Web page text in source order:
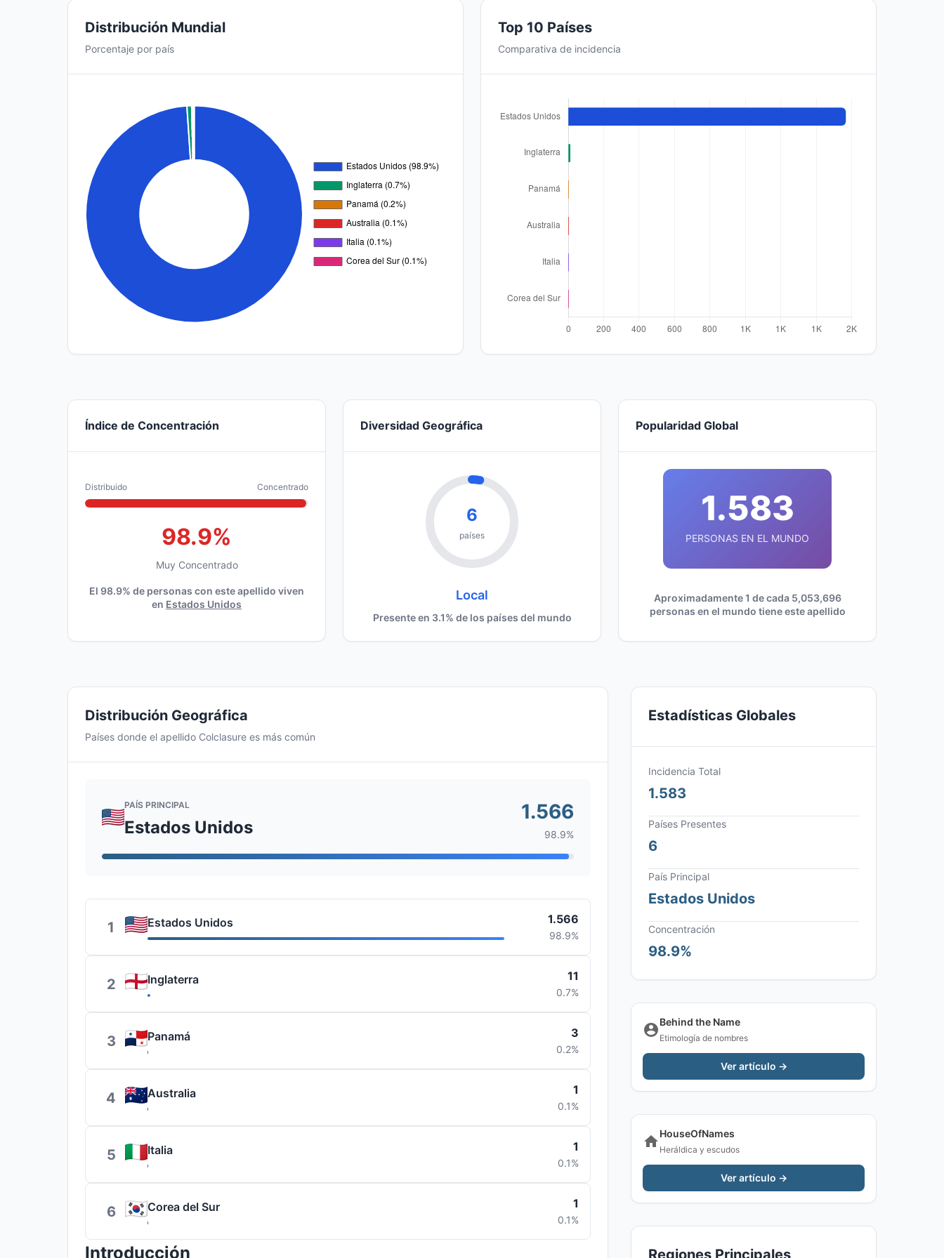
Distribución Mundial
Porcentaje por país
Top 10 Países
Comparativa de incidencia
Índice de Concentración
Distribuido Concentrado
98.9%
Muy Concentrado
El 98.9% de personas con este apellido viven
en Estados Unidos
Diversidad Geográfica
6
países
Local
Presente en 3.1% de los países del mundo
Popularidad Global
1.583
PERSONAS EN EL MUNDO
Aproximadamente 1 de cada 5,053,696
personas en el mundo tiene este apellido
Distribución Geográfica
Países donde el apellido Colclasure es más común
PAÍS PRINCIPAL
Estados Unidos
1.566
98.9%
1 Estados Unidos 1.566
98.9%
2 Inglaterra 11
0.7%
3 Panamá 3
0.2%
4 Australia 1
0.1%
5 Italia 1
0.1%
6 Corea del Sur 1
0.1%
Introducción
Estadísticas Globales
Incidencia Total
1.583
Países Presentes
6
País Principal
Estados Unidos
Concentración
98.9%
Behind the Name
Etimología de nombres
Ver artículo →
HouseOfNames
Heráldica y escudos
Ver artículo →
Regiones Principales